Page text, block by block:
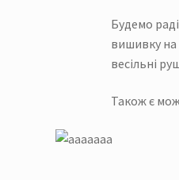
Будемо
вишивку на
весільні
Також є